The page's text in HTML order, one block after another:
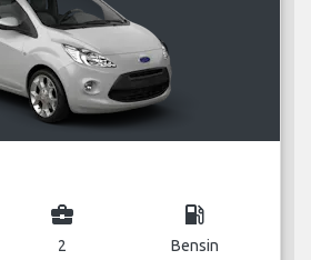
business_center
2
local_gas_station
Bensin